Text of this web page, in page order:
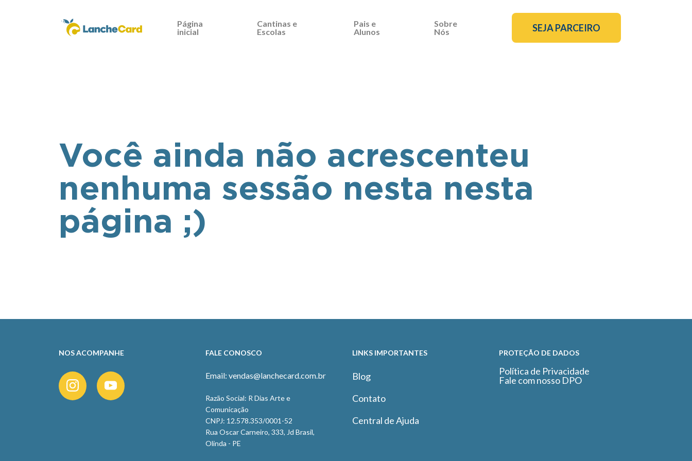
Página
inicial
Cantinas e
Escolas
Pais e
Alunos
Sobre
Nós
SEJA PARCEIRO
Você ainda não acrescenteu
nenhuma sessão nesta nesta
página ;)
NOS ACOMPANHE FALE CONOSCO
Email: vendas@lanchecard.com.br
Razão Social: R Dias Arte e
Comunicação
CNPJ: 12.578.353/0001-52
Rua Oscar Carneiro, 333, Jd Brasil,
Olinda - PE
LINKS IMPORTANTES
Blog
Contato
Central de Ajuda
PROTEÇÃO DE DADOS
Política de Privacidade
Fale com nosso DPO